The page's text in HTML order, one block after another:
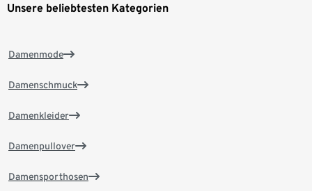
Unsere beliebtesten Kategorien
Damenmode
Damenschmuck
Damenkleider
Damenpullover
Damensporthosen